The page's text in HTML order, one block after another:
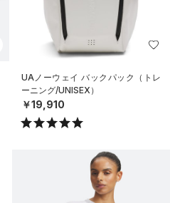
UAノーウェイ バックパック（トレ
ーニング/UNISEX）
￥19,910